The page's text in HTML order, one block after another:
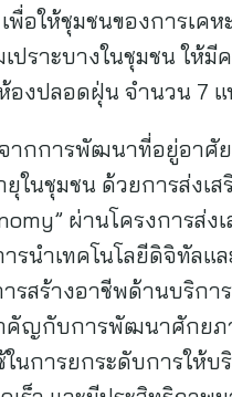
พื่อให้ชุมชนของการเ
เปราะบางในชุมชน ใ
ห้องปลอดฝุ่น จำนว
ากการพัฒนาที่อยู่อาศั
ยุในชุมชน ด้วยการส่งเ
ผ่านโครงการ
รนำเทคโนโลยีดิจิทัลแ
รสร้างอาชีพด้านบริก
คัญกับการพัฒนาศักยภ
ในการยกระดับการให้